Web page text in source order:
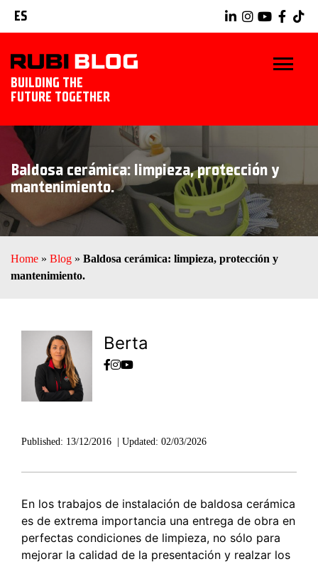
ES
BUILDING THE
FUTURE TOGETHER
INICIO
TRUCOS Y CONSEJOS
IDEAS Y PROYECTOS
EXPLORAR RUBI
Baldosa cerámica: limpieza, protección y
mantenimiento.
Home » Blog » Baldosa cerámica: limpieza, protección y
mantenimiento.
Berta
Published: 13/12/2016 Updated: 02/03/2026
En los trabajos de instalación de baldosa cerámica
es de extrema importancia una entrega de obra en
perfectas condiciones de limpieza, no sólo para
mejorar la calidad de la presentación y realzar los